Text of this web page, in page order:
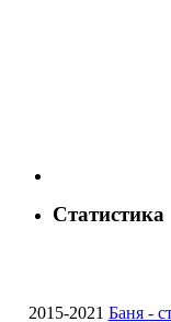
Статистика
2015-2021 Баня -